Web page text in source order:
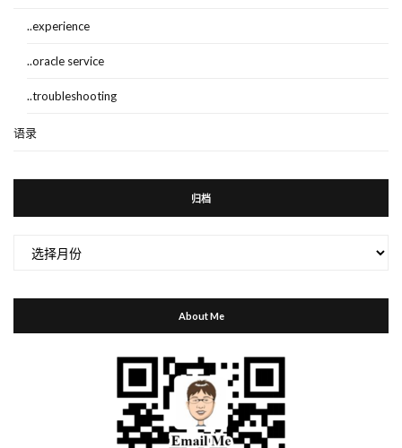
..experience
..oracle service
..troubleshooting
语录
归档
About Me